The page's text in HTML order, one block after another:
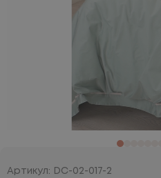
Артикул: DC-02-017-2